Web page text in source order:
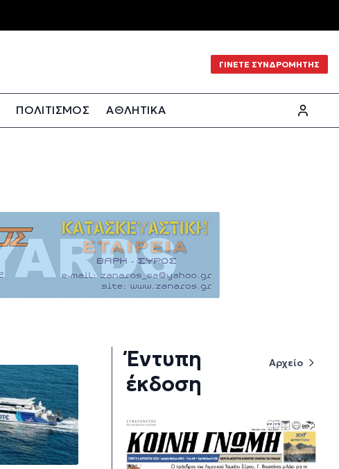
ΓΙΝΕΤΕ ΣΥΝΔΡΟΜΗΤΗΣ
ΠΟΛΙΤΙΣΜΟΣ
ΑΘΛΗΤΙΚΑ
Έντυπη
έκδοση
Αρχείο